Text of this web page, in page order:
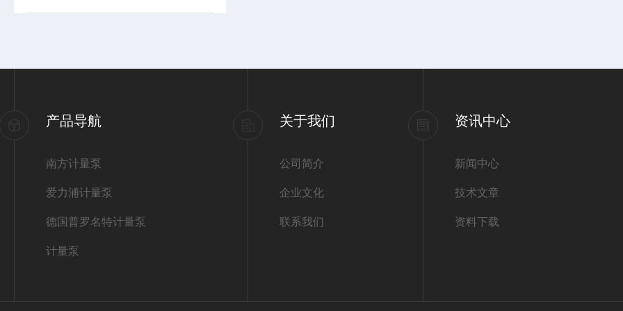
产品导航
南方计量泵
爱力浦计量泵
德国普罗名特计量泵
计量泵
关于我们
公司简介
企业文化
联系我们
资讯中心
新闻中心
技术文章
资料下载